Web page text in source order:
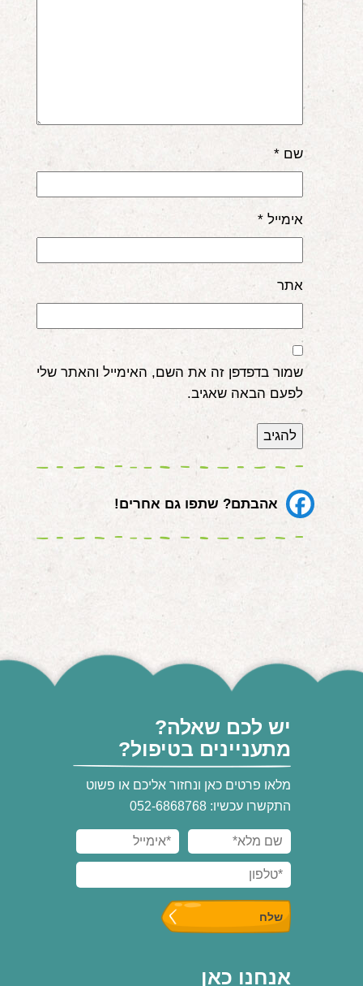
שם *
אימייל *
אתר
שמור בדפדפן זה את השם, האימייל והאתר שלי
לפעם הבאה שאגיב.
אהבתם? שתפו גם אחרים!
יש לכם שאלה?
מתעניינים בטיפול?
מלאו פרטים כאן ונחזור אליכם או פשוט
התקשרו עכשיו: 052-6868768
אנחנו כאן